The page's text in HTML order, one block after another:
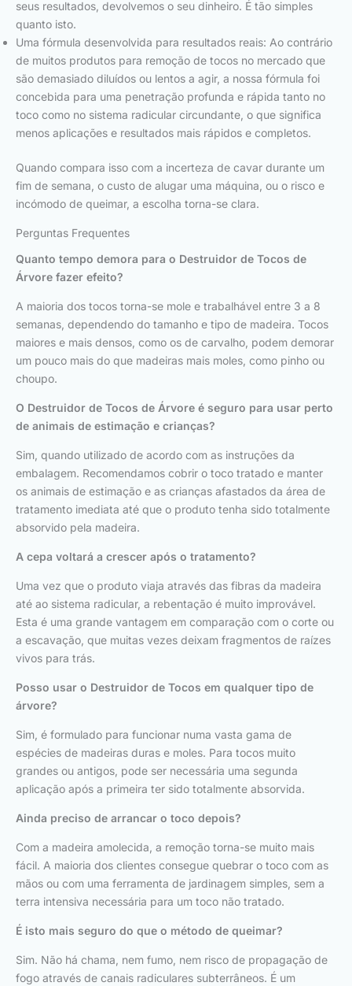
seus resultados, devolvemos o seu dinheiro. É tão simples
quanto isto.
Uma fórmula desenvolvida para resultados reais: Ao contrário
de muitos produtos para remoção de tocos no mercado que
são demasiado diluídos ou lentos a agir, a nossa fórmula foi
concebida para uma penetração profunda e rápida tanto no
toco como no sistema radicular circundante, o que significa
menos aplicações e resultados mais rápidos e completos.
Quando compara isso com a incerteza de cavar durante um
fim de semana, o custo de alugar uma máquina, ou o risco e
incómodo de queimar, a escolha torna-se clara.
Perguntas Frequentes
Quanto tempo demora para o Destruidor de Tocos de
Árvore fazer efeito?
A maioria dos tocos torna-se mole e trabalhável entre 3 a 8
semanas, dependendo do tamanho e tipo de madeira. Tocos
maiores e mais densos, como os de carvalho, podem demorar
um pouco mais do que madeiras mais moles, como pinho ou
choupo.
O Destruidor de Tocos de Árvore é seguro para usar perto
de animais de estimação e crianças?
Sim, quando utilizado de acordo com as instruções da
embalagem. Recomendamos cobrir o toco tratado e manter
os animais de estimação e as crianças afastados da área de
tratamento imediata até que o produto tenha sido totalmente
absorvido pela madeira.
A cepa voltará a crescer após o tratamento?
Uma vez que o produto viaja através das fibras da madeira
até ao sistema radicular, a rebentação é muito improvável.
Esta é uma grande vantagem em comparação com o corte ou
a escavação, que muitas vezes deixam fragmentos de raízes
vivos para trás.
Posso usar o Destruidor de Tocos em qualquer tipo de
árvore?
Sim, é formulado para funcionar numa vasta gama de
espécies de madeiras duras e moles. Para tocos muito
grandes ou antigos, pode ser necessária uma segunda
aplicação após a primeira ter sido totalmente absorvida.
Ainda preciso de arrancar o toco depois?
Com a madeira amolecida, a remoção torna-se muito mais
fácil. A maioria dos clientes consegue quebrar o toco com as
mãos ou com uma ferramenta de jardinagem simples, sem a
terra intensiva necessária para um toco não tratado.
É isto mais seguro do que o método de queimar?
Sim. Não há chama, nem fumo, nem risco de propagação de
fogo através de canais radiculares subterrâneos. É um